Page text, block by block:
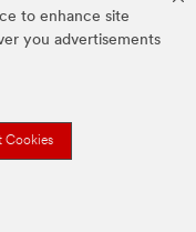
to enhance site
you advertisements
Cookies